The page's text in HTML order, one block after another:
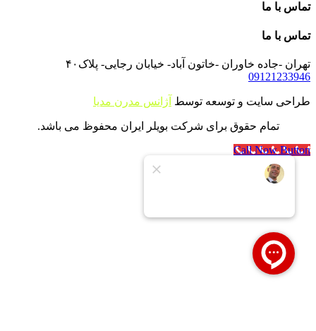
تماس با ما
تماس با ما
تهران -جاده خاوران -خاتون آباد- خیابان رجایی- پلاک۴۰
09121233946
طراحی سایت و توسعه توسط آژانس مدرن مدیا
تمام حقوق برای شرکت بویلر ایران محفوظ می باشد.
Call Now Button